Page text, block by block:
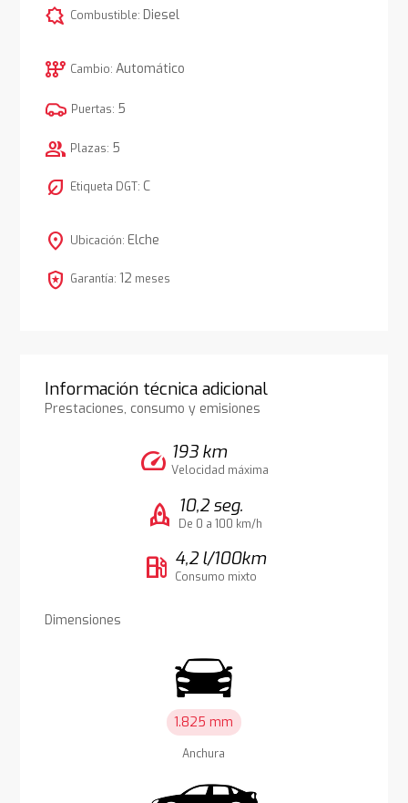
comic_bubble Combustible: Diesel
auto_transmission Cambio: Automático
Puertas: 5
group Plazas: 5
nest_eco_leaf Etiqueta DGT: C
location_on Ubicación: Elche
local_police Garantía: 12 meses
Información técnica adicional
Prestaciones, consumo y emisiones
speed 193 km
Velocidad máxima
rocket 10,2 seg.
De 0 a 100 km/h
local_gas_station 4,2 l/100km
Consumo mixto
Dimensiones
1.825 mm
Anchura